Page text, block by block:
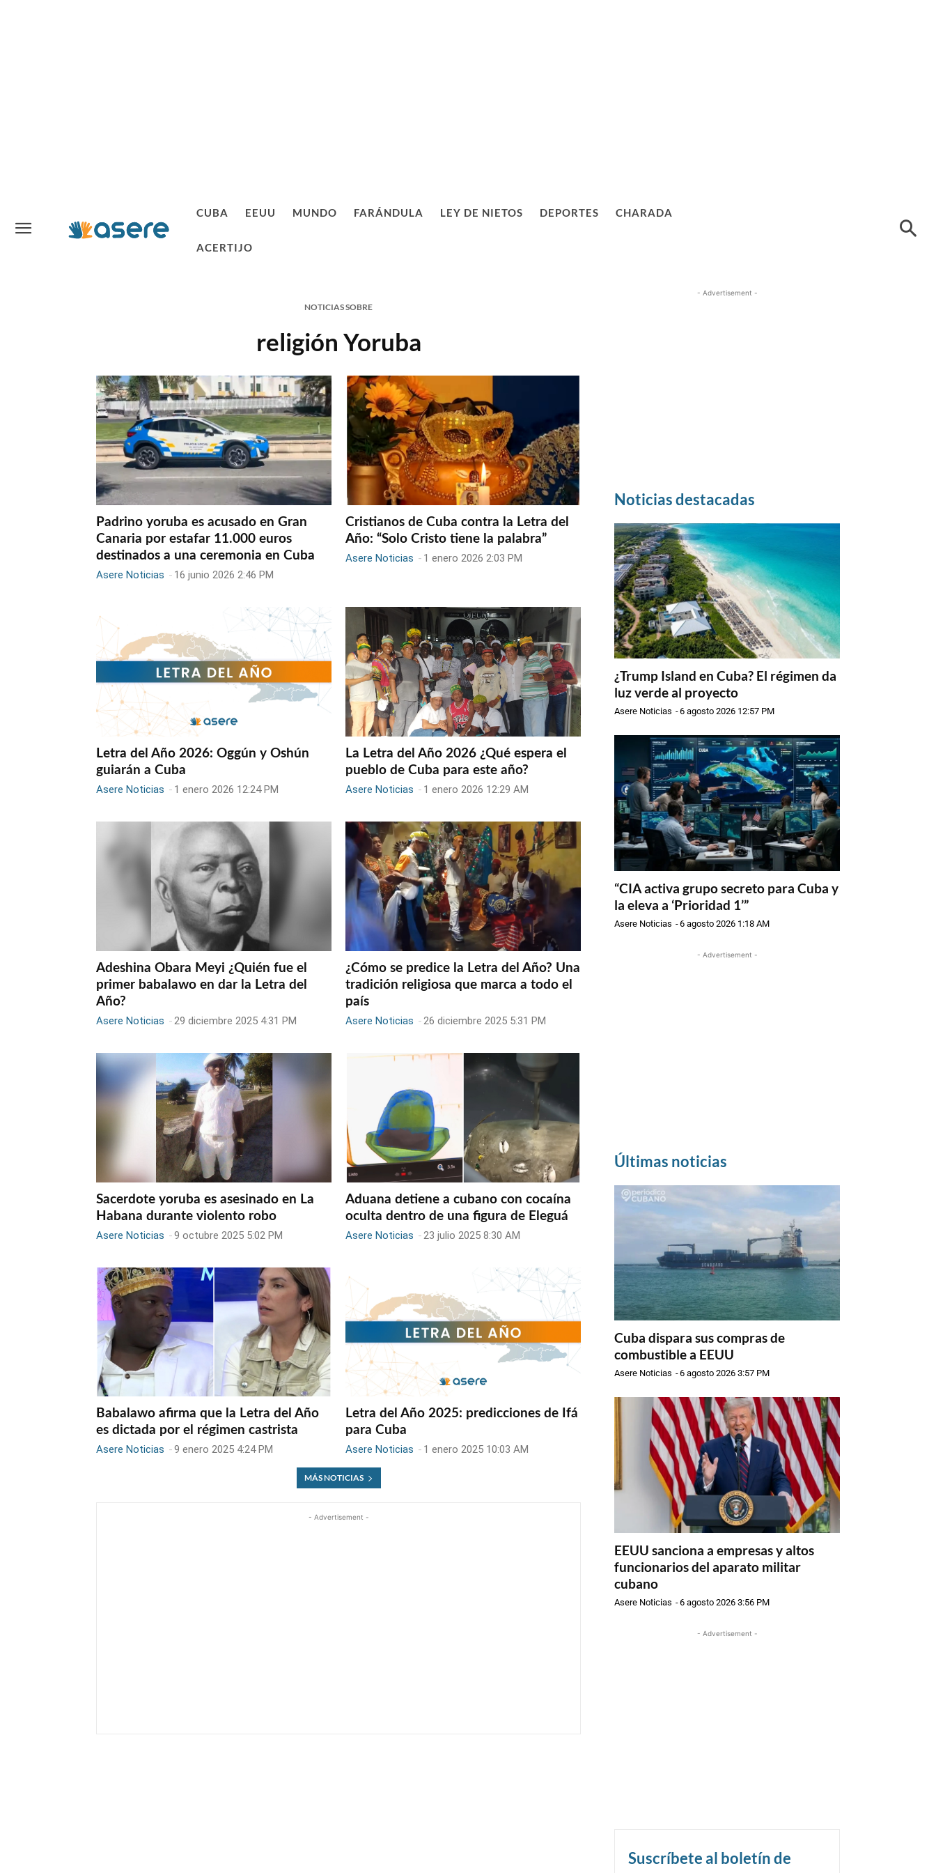
CUBA EEUU MUNDO FARÁNDULA LEY DE NIETOS DEPORTES CHARADA
ACERTIJO
NOTICIAS SOBRE
religión Yoruba
Padrino yoruba es acusado en Gran
Canaria por estafar 11.000 euros
destinados a una ceremonia en Cuba
Asere Noticias - 16 junio 2026 2:46 PM
Cristianos de Cuba contra la Letra del
Año: “Solo Cristo tiene la palabra”
Asere Noticias - 1 enero 2026 2:03 PM
Letra del Año 2026: Oggún y Oshún
guiarán a Cuba
Asere Noticias - 1 enero 2026 12:24 PM
La Letra del Año 2026 ¿Qué espera el
pueblo de Cuba para este año?
Asere Noticias - 1 enero 2026 12:29 AM
Adeshina Obara Meyi ¿Quién fue el
primer babalawo en dar la Letra del
Año?
Asere Noticias -29 diciembre 2025 4:31 PM
¿Cómo se predice la Letra del Año? Una
tradición religiosa que marca a todo el
país
Asere Noticias -26 diciembre 2025 5:31 PM
Sacerdote yoruba es asesinado en La
Habana durante violento robo
Asere Noticias -9 octubre 2025 5:02 PM
Aduana detiene a cubano con cocaína
oculta dentro de una figura de Eleguá
Asere Noticias - 23 julio 2025 8:30 AM
Babalawo afirma que la Letra del Año
es dictada por el régimen castrista
Asere Noticias -9 enero 2025 4:24 PM
Letra del Año 2025: predicciones de Ifá
para Cuba
Asere Noticias - 1 enero 2025 10:03 AM
MÁS NOTICIAS
- Advertisement -
- Advertisement -
Noticias destacadas
¿Trump Island en Cuba? El régimen da
luz verde al proyecto
Asere Noticias -6 agosto 2026 12:57 PM
“CIA activa grupo secreto para Cuba y
la eleva a ‘Prioridad 1’”
Asere Noticias -6 agosto 2026 1:18 AM
- Advertisement -
Últimas noticias
Cuba dispara sus compras de
combustible a EEUU
Asere Noticias -6 agosto 2026 3:57 PM
EEUU sanciona a empresas y altos
funcionarios del aparato militar
cubano
Asere Noticias -6 agosto 2026 3:56 PM
- Advertisement -
Suscríbete al boletín de